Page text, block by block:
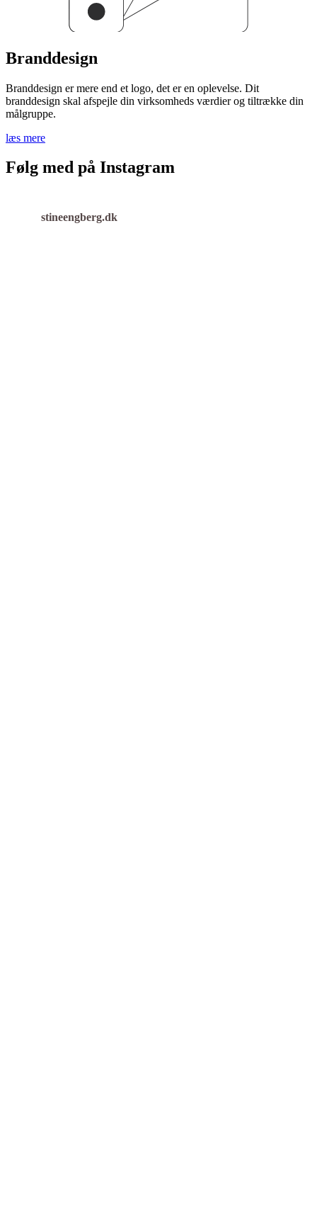
Branddesign
Branddesign er mere end et logo, det er en oplevelse. Dit
branddesign skal afspejle din virksomheds værdier og tiltrække din
målgruppe.
læs mere
Følg med på Instagram
stineengberg.dk